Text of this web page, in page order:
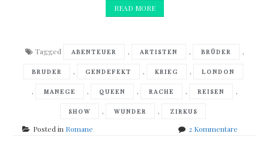
READ MORE
Tagged ABENTEUER , ARTISTEN , BRÜDER ,
BRUDER , GENDEFEKT , KRIEG , LONDON
, MANEGE , QUEEN , RACHE , REISEN ,
SHOW , WUNDER , ZIRKUS
Posted in Romane 2 Kommentarezu